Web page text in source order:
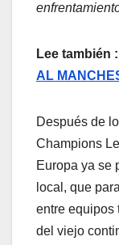
Lee también :
AL
Después de
Champions
Europa ya se
local, que
entre equipos
del viejo